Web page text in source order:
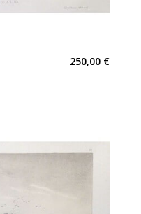
250,00 €